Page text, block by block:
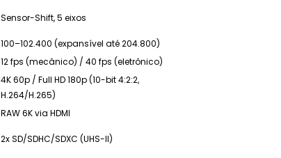
Sensor-Shift, 5 eixos
100–102.400 (expansível até 204.800)
12 fps (mecânico) / 40 fps (eletrônico)
4K 60p / Full HD 180p (10-bit 4:2:2,
H.264/H.265)
RAW 6K via HDMI
2x SD/SDHC/SDXC (UHS-II)